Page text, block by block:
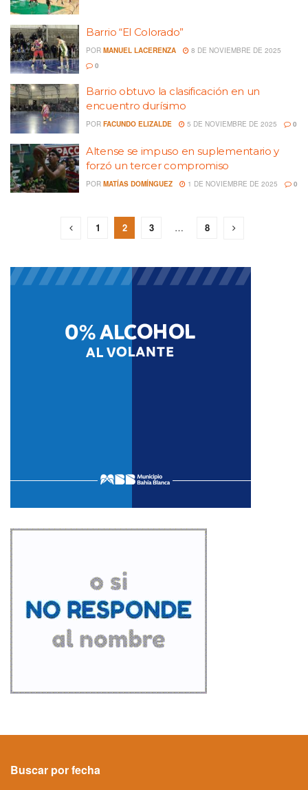
Barrio “El Colorado”
POR MANUEL LACERENZA
8 DE NOVIEMBRE DE 2025
0
Barrio obtuvo la clasificación en un
encuentro durísimo
POR FACUNDO ELIZALDE 5 DE NOVIEMBRE DE 2025 0
Altense se impuso en suplementario y
forzó un tercer compromiso
POR MATÍAS DOMÍNGUEZ 1 DE NOVIEMBRE DE 2025 0
1 2 3 … 8
Buscar por fecha